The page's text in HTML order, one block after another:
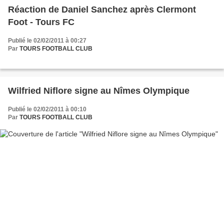
Réaction de Daniel Sanchez après Clermont
Foot - Tours FC
Publié le 02/02/2011 à 00:27
Par TOURS FOOTBALL CLUB
Wilfried Niflore signe au Nîmes Olympique
Publié le 02/02/2011 à 00:10
Par TOURS FOOTBALL CLUB